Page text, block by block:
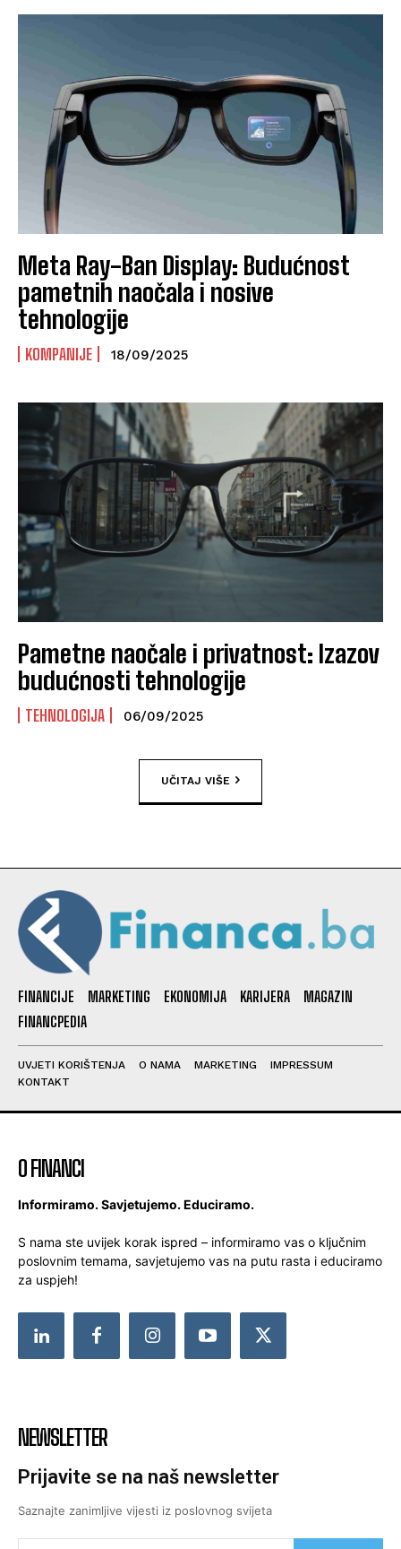
Meta Ray-Ban Display: Budućnost
pametnih naočala i nosive
tehnologije
KOMPANIJE 18/09/2025
Pametne naočale i privatnost: Izazov
budućnosti tehnologije
TEHNOLOGIJA 06/09/2025
UČITAJ VIŠE
FINANCIJE MARKETING EKONOMIJA KARIJERA
MAGAZIN
FINANCPEDIA
UVJETI KORIŠTENJA O NAMA MARKETING
IMPRESSUM
KONTAKT
O FINANCI
Informiramo. Savjetujemo. Educiramo.
S nama ste uvijek korak ispred – informiramo vas o ključnim
poslovnim temama, savjetujemo vas na putu rasta i educiramo
za uspjeh!
NEWSLETTER
Prijavite se na naš newsletter
Saznajte zanimljive vijesti iz poslovnog svijeta